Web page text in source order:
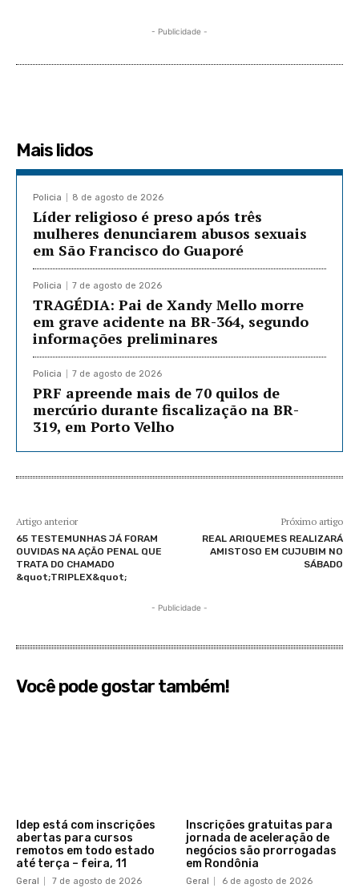
- Publicidade -
Mais lidos
Policia 8 de agosto de 2026
Líder religioso é preso após três
mulheres denunciarem abusos sexuais
em São Francisco do Guaporé
Policia 7 de agosto de 2026
TRAGÉDIA: Pai de Xandy Mello morre
em grave acidente na BR-364, segundo
informações preliminares
Policia 7 de agosto de 2026
PRF apreende mais de 70 quilos de
mercúrio durante fiscalização na BR-
319, em Porto Velho
Artigo anterior
65 TESTEMUNHAS JÁ FORAM
OUVIDAS NA AÇÃO PENAL QUE
TRATA DO CHAMADO
&quot;TRIPLEX&quot;
Próximo artigo
REAL ARIQUEMES REALIZARÁ
AMISTOSO EM CUJUBIM NO
SÁBADO
- Publicidade -
Você pode gostar também!
Idep está com inscrições
abertas para cursos
remotos em todo estado
até terça – feira, 11
Geral 7 de agosto de 2026
Inscrições gratuitas para
jornada de aceleração de
negócios são prorrogadas
em Rondônia
Geral 6 de agosto de 2026